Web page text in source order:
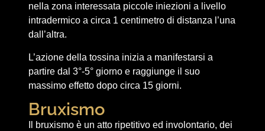
nella zona interessata piccole iniezioni a livello
intradermico a circa 1 centimetro di distanza l’una
dall’altra.
L’azione della tossina inizia a manifestarsi a
partire dal 3°-5° giorno e raggiunge il suo
massimo effetto dopo circa 15 giorni.
Bruxismo
Il bruxismo è un atto ripetitivo ed involontario, dei